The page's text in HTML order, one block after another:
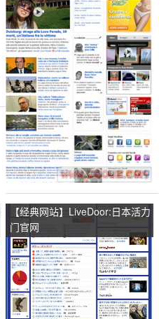
【经典网站】LiveDoor:日本活力
门官网